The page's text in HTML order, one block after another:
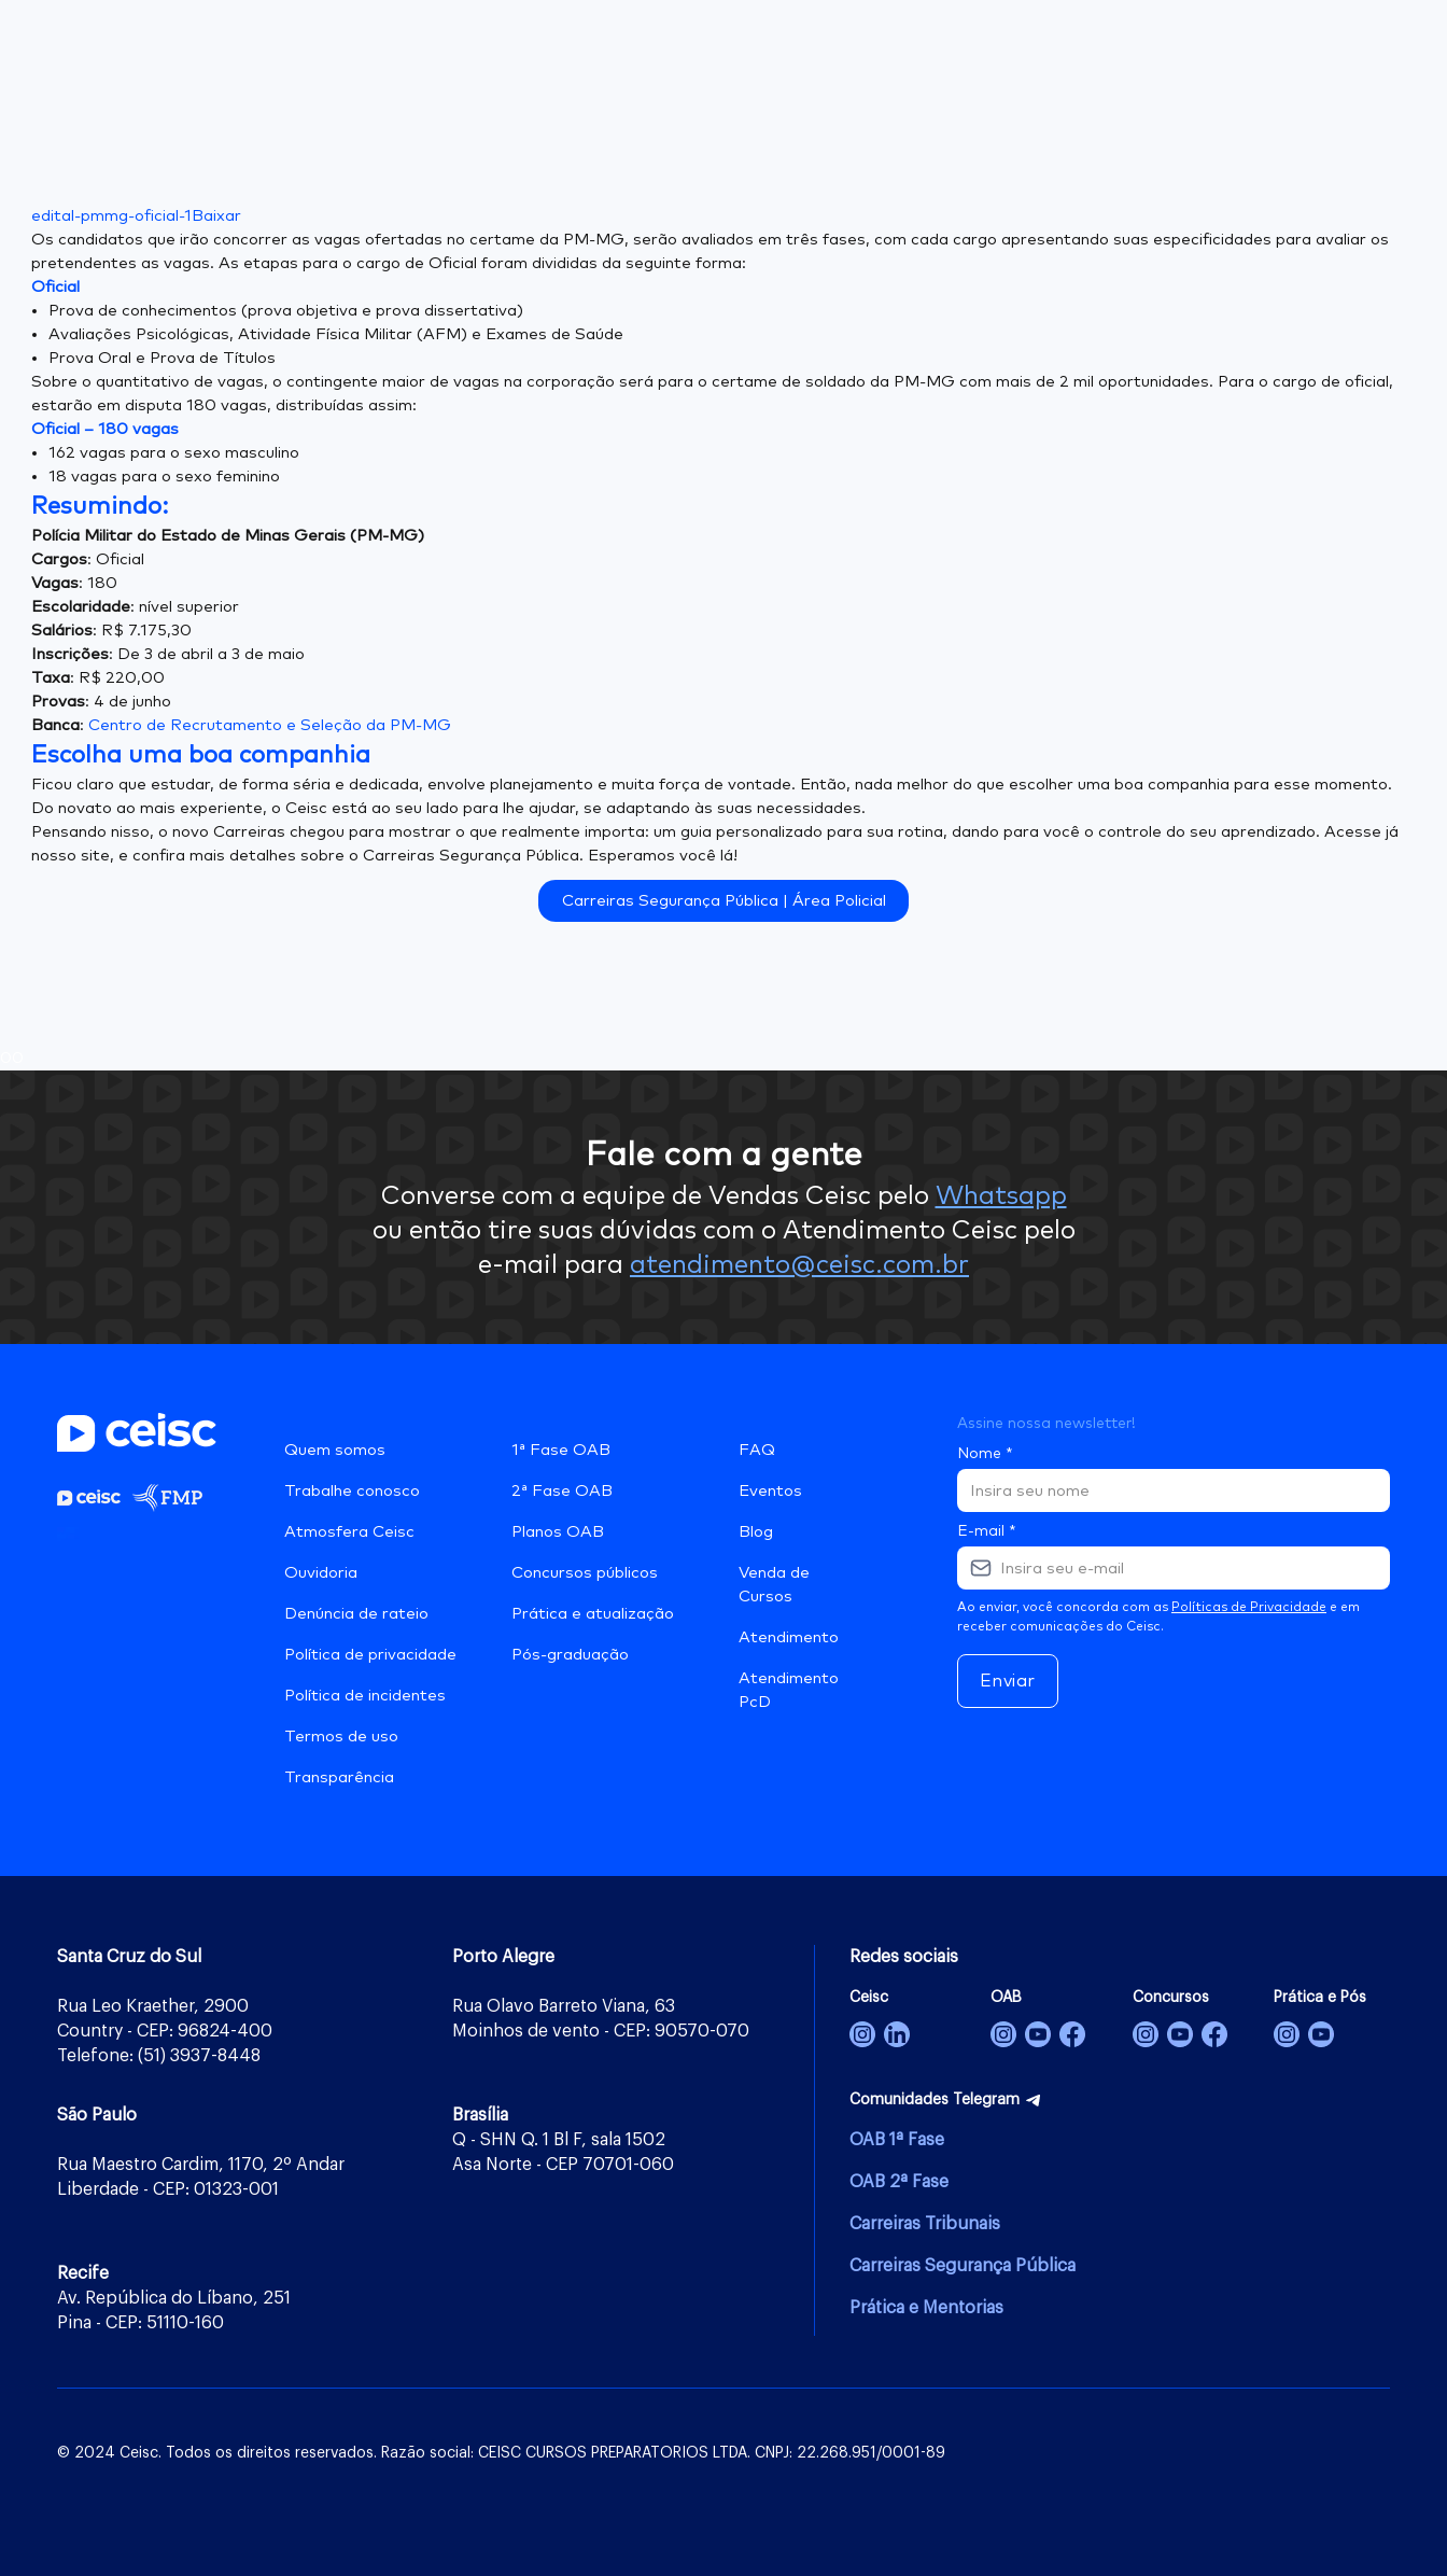
edital-pmmg-oficial-1 Baixar
Os candidatos que irão concorrer as vagas ofertadas no certame da PM-MG, serão avaliados em três fases, com cada cargo apresentando suas especificidades para avaliar os
pretendentes as vagas. As etapas para o cargo de Oficial foram divididas da seguinte forma:
Oficial
Prova de conhecimentos (prova objetiva e prova dissertativa)
Avaliações Psicológicas, Atividade Física Militar (AFM) e Exames de Saúde
Prova Oral e Prova de Títulos
Sobre o quantitativo de vagas, o contingente maior de vagas na corporação será para o certame de soldado da PM-MG com mais de 2 mil oportunidades. Para o cargo de oficial,
estarão em disputa 180 vagas, distribuídas assim:
Oficial – 180 vagas
162 vagas para o sexo masculino
18 vagas para o sexo feminino
Resumindo:
Polícia Militar do Estado de Minas Gerais (PM-MG)
Cargos: Oficial
Vagas: 180
Escolaridade: nível superior
Salários: R$ 7.175,30
Inscrições: De 3 de abril a 3 de maio
Taxa: R$ 220,00
Provas: 4 de junho
Banca: Centro de Recrutamento e Seleção da PM-MG
Escolha uma boa companhia
Ficou claro que estudar, de forma séria e dedicada, envolve planejamento e muita força de vontade. Então, nada melhor do que escolher uma boa companhia para esse momento.
Do novato ao mais experiente, o Ceisc está ao seu lado para lhe ajudar, se adaptando às suas necessidades.
Pensando nisso, o novo Carreiras chegou para mostrar o que realmente importa: um guia personalizado para sua rotina, dando para você o controle do seu aprendizado. Acesse já
nosso site, e confira mais detalhes sobre o Carreiras Segurança Pública. Esperamos você lá!
Carreiras Segurança Pública | Área Policial
Fale com a gente
Converse com a equipe de Vendas Ceisc pelo Whatsapp
ou então tire suas dúvidas com o Atendimento Ceisc pelo
e-mail para atendimento@ceisc.com.br
Quem somos
Trabalhe conosco
Atmosfera Ceisc
Ouvidoria
Denúncia de rateio
Política de privacidade
Política de incidentes
Termos de uso
Transparência
1ª Fase OAB
2ª Fase OAB
Planos OAB
Concursos públicos
Prática e atualização
Pós-graduação
FAQ
Eventos
Blog
Venda de
Cursos
Atendimento
Atendimento
PcD
Assine nossa newsletter!
Nome *
E-mail *
Ao enviar, você concorda com as Políticas de Privacidade e em
receber comunicações do Ceisc.
Enviar
Santa Cruz do Sul
Rua Leo Kraether, 2900
Country - CEP: 96824-400
Telefone: (51) 3937-8448
Porto Alegre
Rua Olavo Barreto Viana, 63
Moinhos de vento - CEP: 90570-070
São Paulo
Rua Maestro Cardim, 1170, 2º Andar
Liberdade - CEP: 01323-001
Brasília
Q - SHN Q. 1 Bl F, sala 1502
Asa Norte - CEP 70701-060
Recife
Av. República do Líbano, 251
Pina - CEP: 51110-160
Redes sociais
Ceisc OAB Concursos Prática e Pós
Comunidades Telegram
OAB 1ª Fase
OAB 2ª Fase
Carreiras Tribunais
Carreiras Segurança Pública
Prática e Mentorias
© 2024 Ceisc. Todos os direitos reservados. Razão social: CEISC CURSOS PREPARATORIOS LTDA. CNPJ: 22.268.951/0001-89